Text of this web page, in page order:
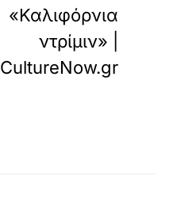
«Καλιφόρνια
ντρίμιν» |
CultureNow.gr